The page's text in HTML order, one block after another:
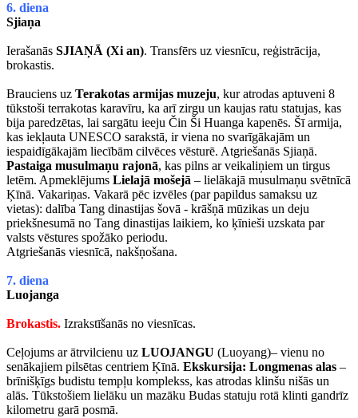
6. diena
Sjiaņa
Ierašanās SJIAŅĀ (Xi an). Transfērs uz viesnīcu, reģistrācija,
brokastis.
Brauciens uz Terakotas armijas muzeju, kur atrodas aptuveni 8
tūkstoši terrakotas karavīru, ka arī zirgu un kaujas ratu statujas, kas
bija paredzētas, lai sargātu ieeju Čin Ši Huanga kapenēs. Šī armija,
kas iekļauta UNESCO sarakstā, ir viena no svarīgākajām un
iespaidīgākajām liecībām cilvēces vēsturē. Atgriešanās Sjiaņā.
Pastaiga musulmaņu rajonā, kas pilns ar veikaliņiem un tirgus
letēm. Apmeklējums Lielajā mošejā – lielākajā musulmaņu svētnīcā
Ķīnā. Vakariņas. Vakarā pēc izvēles (par papildus samaksu uz
vietas): dalība Tang dinastijas šovā - krāšņā mūzikas un deju
priekšnesumā no Tang dinastijas laikiem, ko ķīnieši uzskata par
valsts vēstures spožāko periodu.
Atgriešanās viesnīcā, nakšņošana.
7. diena
Luojanga
Brokastis. Izrakstīšanās no viesnīcas.
Ceļojums ar ātrvilcienu uz LUOJANGU (Luoyang)– vienu no
senākajiem pilsētas centriem Ķīnā. Ekskursija: Longmenas alas –
brīnišķīgs budistu tempļu komplekss, kas atrodas klinšu nišās un
alās. Tūkstošiem lielāku un mazāku Budas statuju rotā klinti gandrīz
kilometru garā posmā.